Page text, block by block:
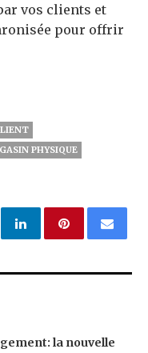
vos clients et
pour offrir
PHYSIQUE
la nouvelle